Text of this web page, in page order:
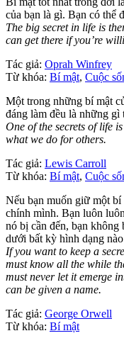
của bạn là gì. Bạn có thể
The big secret in life is
can get there if you’re
Tác giả: Oprah Winfrey
Từ khóa: Bí mật, Cuộc
Một trong những bí mật
đáng làm đều là những
One of the secrets of life
what we do for others.
Tác giả: Lewis Carroll
Từ khóa: Bí mật, Cuộc
Nếu bạn muốn giữ một bí
chính mình. Bạn luôn
nó bị cần đến, bạn
dưới bất kỳ hình dạng
If you want to keep a
must know all the while
must never let it emerge
can be given a name.
Tác giả: George Orwell
Từ khóa: Bí mật